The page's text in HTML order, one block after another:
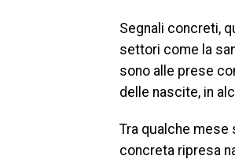
Segnali concreti,
settori come la
sono alle prese
delle nascite, in
Tra qualche mese
concreta ripresa